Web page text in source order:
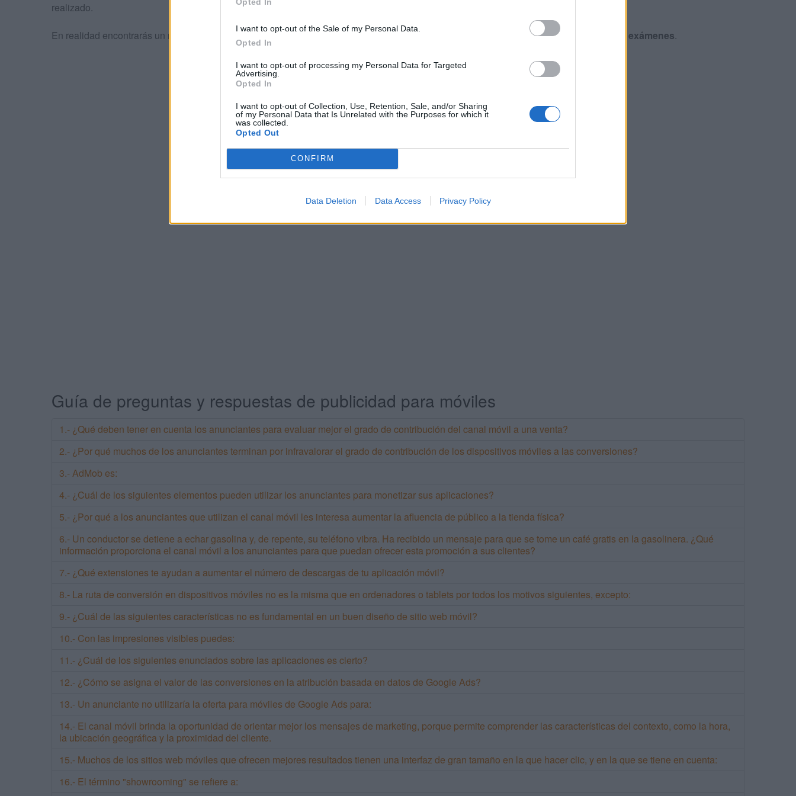
I want to opt-out of the Sale of my Personal Data.
Opted In
I want to opt-out of processing my Personal Data for Targeted
Advertising.
Opted In
I want to opt-out of Collection, Use, Retention, Sale, and/or Sharing
of my Personal Data that Is Unrelated with the Purposes for which it
was collected.
Opted Out
CONFIRM
Data Deletion Data Access Privacy Policy
realizado.
En realidad encontrarás un número distinto de 100, porquevamos añadiendo las nuevas que nos vamos encontrando en sucesivos exámenes.
Guía de preguntas y respuestas de publicidad para móviles
1.- ¿Qué deben tener en cuenta los anunciantes para evaluar mejor el grado de contribución del canal móvil a una venta?
2.- ¿Por qué muchos de los anunciantes terminan por infravalorar el grado de contribución de los dispositivos móviles a las conversiones?
3.- AdMob es:
4.- ¿Cuál de los siguientes elementos pueden utilizar los anunciantes para monetizar sus aplicaciones?
5.- ¿Por qué a los anunciantes que utilizan el canal móvil les interesa aumentar la afluencia de público a la tienda física?
6.- Un conductor se detiene a echar gasolina y, de repente, su teléfono vibra. Ha recibido un mensaje para que se tome un café gratis en la gasolinera. ¿Qué
información proporciona el canal móvil a los anunciantes para que puedan ofrecer esta promoción a sus clientes?
7.- ¿Qué extensiones te ayudan a aumentar el número de descargas de tu aplicación móvil?
8.- La ruta de conversión en dispositivos móviles no es la misma que en ordenadores o tablets por todos los motivos siguientes, excepto:
9.- ¿Cuál de las siguientes características no es fundamental en un buen diseño de sitio web móvil?
10.- Con las impresiones visibles puedes:
11.- ¿Cuál de los siguientes enunciados sobre las aplicaciones es cierto?
12.- ¿Cómo se asigna el valor de las conversiones en la atribución basada en datos de Google Ads?
13.- Un anunciante no utilizaría la oferta para móviles de Google Ads para:
14.- El canal móvil brinda la oportunidad de orientar mejor los mensajes de marketing, porque permite comprender las características del contexto, como la hora,
la ubicación geográfica y la proximidad del cliente.
15.- Muchos de los sitios web móviles que ofrecen mejores resultados tienen una interfaz de gran tamaño en la que hacer clic, y en la que se tiene en cuenta:
16.- El término "showrooming" se refiere a: